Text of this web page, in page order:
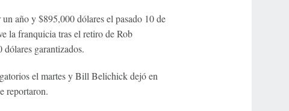
año y $895,000 dólares el pasado 10 de
la franquicia tras el retiro de Rob
garantizados.
el martes y Bill Belichick dejó en
reportaron.